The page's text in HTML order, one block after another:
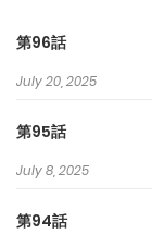
明るく幸せな家庭
第96話
July 20, 2025
第95話
July 8, 2025
第94話